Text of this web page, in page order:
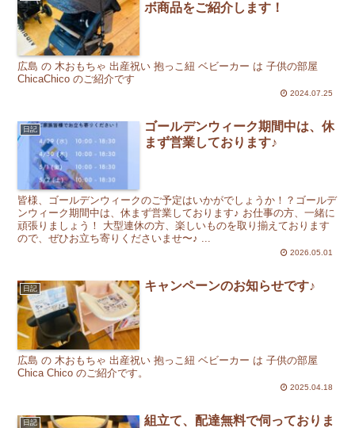
ボ商品をご紹介します！
広島 の 木おもちゃ 出産祝い 抱っこ紐 ベビーカー は 子供の部屋
ChicaChico のご紹介です
2024.07.25
日記
ゴールデンウィーク期間中は、休
まず営業しております♪
皆様、ゴールデンウィークのご予定はいかがでしょうか！？ゴールデ
ンウィーク期間中は、休まず営業しております♪ お仕事の方、一緒に
頑張りましょう！ 大型連休の方、楽しいものを取り揃えております
ので、ぜひお立ち寄りくださいませ〜♪ ...
2026.05.01
日記 キャンペーンのお知らせです♪
広島 の 木おもちゃ 出産祝い 抱っこ紐 ベビーカー は 子供の部屋
Chica Chico のご紹介です。
2025.04.18
日記
組立て、配達無料で伺っておりま